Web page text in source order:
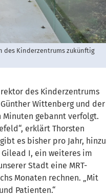
des Kinderzentrums zukünftig
des Kinderzentrums
Wittenberg und der
gebannt verfolgt.
erklärt Thorsten
es bisher pro Jahr, hinzu
Gilead I, ein weiteres im
Stadt eine MRT-
Monaten rechnen. „Mit
Patienten.“